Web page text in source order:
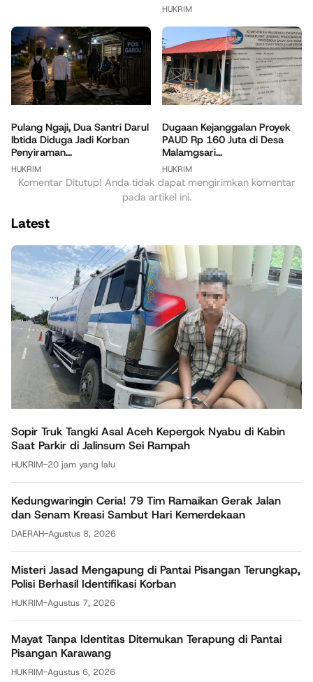
HUKRIM
Pulang Ngaji, Dua Santri Darul
Ibtida Diduga Jadi Korban
Penyiraman...
HUKRIM
Dugaan Kejanggalan Proyek
PAUD Rp 160 Juta di Desa
Malamgsari...
HUKRIM
Komentar Ditutup! Anda tidak dapat mengirimkan komentar
pada artikel ini.
Latest
Sopir Truk Tangki Asal Aceh Kepergok Nyabu di Kabin
Saat Parkir di Jalinsum Sei Rampah
HUKRIM-20 jam yang lalu
Kedungwaringin Ceria! 79 Tim Ramaikan Gerak Jalan
dan Senam Kreasi Sambut Hari Kemerdekaan
DAERAH-Agustus 8, 2026
Misteri Jasad Mengapung di Pantai Pisangan Terungkap,
Polisi Berhasil Identifikasi Korban
HUKRIM-Agustus 7, 2026
Mayat Tanpa Identitas Ditemukan Terapung di Pantai
Pisangan Karawang
HUKRIM-Agustus 6, 2026